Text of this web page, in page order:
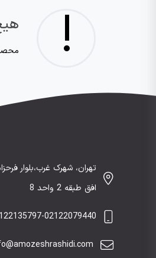
!
تهران، شهرک غرب،بلوار
افق طبقه 2 واحد 8
02122079440